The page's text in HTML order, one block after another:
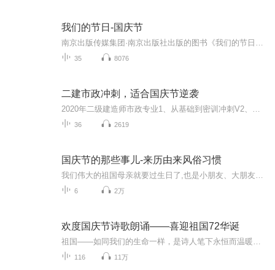
我们的节日-国庆节
35 8076
二建市政冲刺，适合国庆节逆袭
36 2619
国庆节的那些事儿-来历由来风俗习惯
6 2万
欢度国庆节诗歌朗诵——喜迎祖国72华诞
116 11万